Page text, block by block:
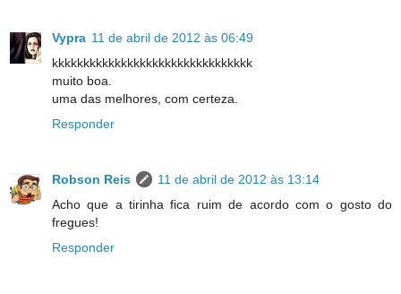
Vypra 11 de abril de 2012 às 06:49
kkkkkkkkkkkkkkkkkkkkkkkkkkkkkkkk
muito boa.
uma das melhores, com certeza.
Responder
Robson Reis
11 de abril de 2012 às 13:14
Acho que a tirinha fica ruim de acordo com o gosto do
fregues!
Responder